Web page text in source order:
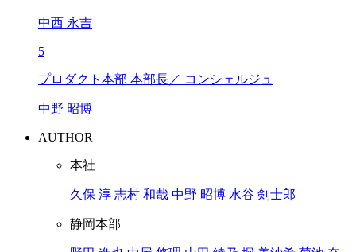
中西 永吉
5
プロダクト本部 本部長／ コンシェルジュ
中野 昭博
AUTHOR
本社
久保 淳 志村 和哉 中野 昭博 水谷 剣士郎
静岡本部